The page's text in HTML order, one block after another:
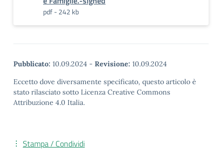
pdf - 242 kb
Pubblicato: 10.09.2024 - Revisione: 10.09.2024
Eccetto dove diversamente specificato, questo articolo è
stato rilasciato sotto Licenza Creative Commons
Attribuzione 4.0 Italia.
Stampa / Condividi